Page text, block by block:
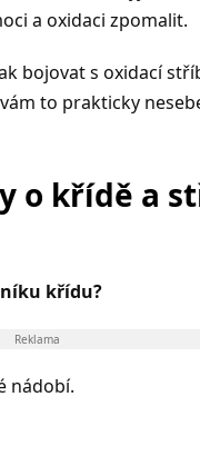
a oxidaci zpomalit.
bojovat s oxidací
to prakticky
o křídě a
křídu?
Reklama
nádobí.